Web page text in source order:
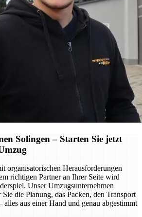
Solingen – Starten Sie jetzt
organisatorischen Herausforderungen
richtigen Partner an Ihrer Seite wird
Unser Umzugsunternehmen
die Planung, das Packen, den Transport
aus einer Hand und genau abgestimmt